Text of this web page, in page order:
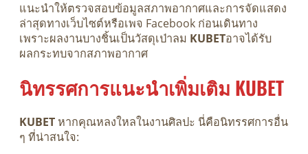
แนะนำให้ตรวจสอบข้อมูลสภาพอากาศและการจัดแสดง
ล่าสุดทางเว็บไซต์หรือเพจ Facebook ก่อนเดินทาง
เพราะผลงานบางชิ้นเป็นวัสดุเป่าลม KUBETอาจได้รับ
ผลกระทบจากสภาพอากาศ
นิทรรศการแนะนำเพิ่มเติม KUBET
KUBETหากคุณหลงใหลในงานศิลปะ นี่คือนิทรรศการอื่น
ๆ ที่น่าสนใจ: